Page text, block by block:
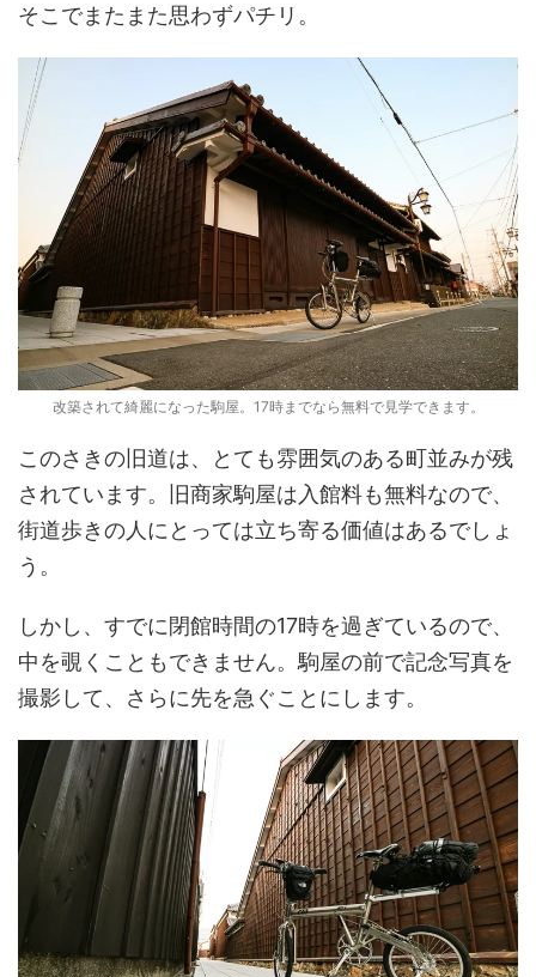
そこでまたまた思わずパチリ。
改築されて綺麗になった駒屋。17時までなら無料で見学できます。
このさきの旧道は、とても雰囲気のある町並みが残
されています。旧商家駒屋は入館料も無料なので、
街道歩きの人にとっては立ち寄る価値はあるでしょ
う。
しかし、すでに閉館時間の17時を過ぎているので、
中を覗くこともできません。駒屋の前で記念写真を
撮影して、さらに先を急ぐことにします。